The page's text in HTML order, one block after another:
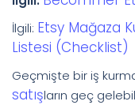
İlgili: Etsy Mağaza
Listesi (Checklist)
Geçmişte bir iş
satışların geç